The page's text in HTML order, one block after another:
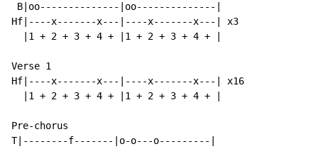
B|oo--------------|oo--------------|
Hf|----x-------x---|----x-------x---| x3
  |1 + 2 + 3 + 4 + |1 + 2 + 3 + 4 + |
Verse 1
Hf|----x-------x---|----x-------x---| x16
  |1 + 2 + 3 + 4 + |1 + 2 + 3 + 4 + |
Pre-chorus
T|--------f-------|o-o---o---------|